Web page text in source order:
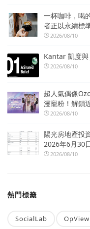
一杯咖啡，喝
者正以永續標
2026/08/10
Kantar 凱度與
2026/08/10
超人氣偶像
漫寵粉！解鎖
2026/08/10
陽光房地產投
2026年6月30
2026/08/10
熱門標籤
SocialLab OpView